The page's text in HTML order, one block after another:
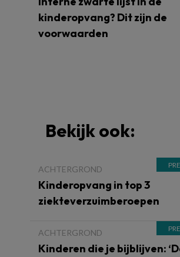
kinderopvang? Dit zijn de
voorwaarden
Bekijk ook:
ACHTERGROND
Kinderopvang in top 3
ziekteverzuimberoepen
ACHTERGROND
Kinderen die je bijblijven: